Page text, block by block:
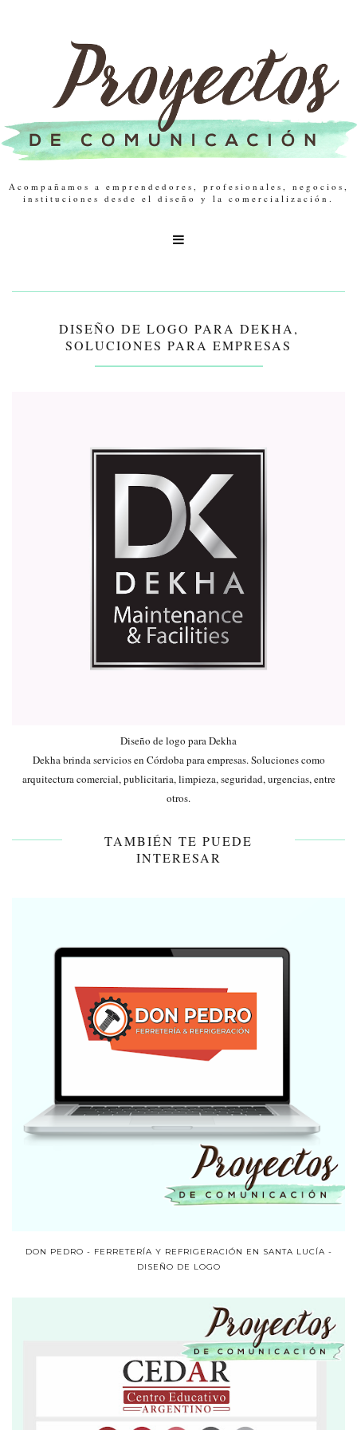
Acompañamos a emprendedores, profesionales, negocios,
instituciones desde el diseño y la comercialización.

DISEÑO DE LOGO PARA DEKHA,
SOLUCIONES PARA EMPRESAS
Diseño de logo para Dekha
Dekha brinda servicios en Córdoba para empresas. Soluciones como
arquitectura comercial, publicitaria, limpieza, seguridad, urgencias, entre
otros.
TAMBIÉN TE PUEDE
INTERESAR
DON PEDRO - FERRETERÍA Y REFRIGERACIÓN EN SANTA LUCÍA -
DISEÑO DE LOGO